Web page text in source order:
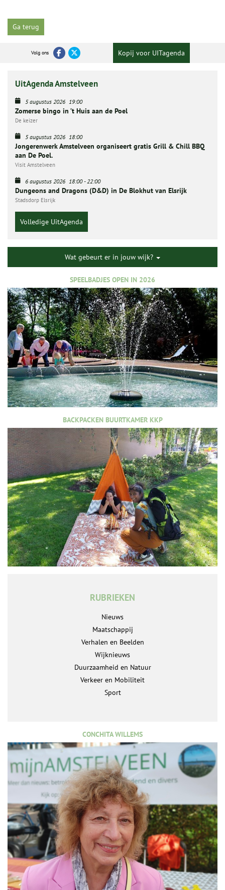
Ga terug
Volg ons Kopij voor UITagenda
UitAgenda Amstelveen
5 augustus 2026 19:00
Zomerse bingo in ’t Huis aan de Poel
De keizer
5 augustus 2026 18:00
Jongerenwerk Amstelveen organiseert gratis Grill & Chill BBQ
aan De Poel.
Visit Amstelveen
6 augustus 2026 18:00-22:00
Dungeons and Dragons (D&D) in De Blokhut van Elsrijk
Stadsdorp Elsrijk
Volledige UitAgenda
Wat gebeurt er in jouw wijk?
SPEELBADJES OPEN IN 2026
BACKPACKEN BUURTKAMER KKP
RUBRIEKEN
Nieuws
Maatschappij
Verhalen en Beelden
Wijknieuws
Duurzaamheid en Natuur
Verkeer en Mobiliteit
Sport
CONCHITA WILLEMS